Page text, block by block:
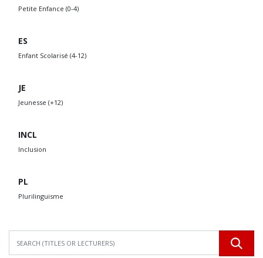
Petite Enfance (0-4)
ES
Enfant Scolarisé (4-12)
JE
Jeunesse (+12)
INCL
Inclusion
PL
Plurilinguisme